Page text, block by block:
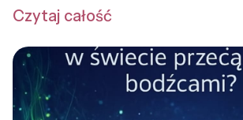
Czytaj całość